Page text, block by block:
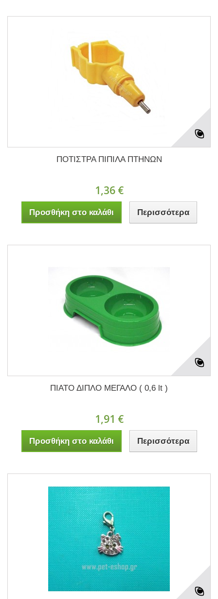
ΠΟΤΙΣΤΡΑ ΠΙΠΙΛΑ ΠΤΗΝΩΝ
1,36 €
Προσθήκη στο καλάθι Περισσότερα
ΠΙΑΤΟ ΔΙΠΛΟ ΜΕΓΑΛΟ ( 0,6 lt )
1,91 €
Προσθήκη στο καλάθι Περισσότερα